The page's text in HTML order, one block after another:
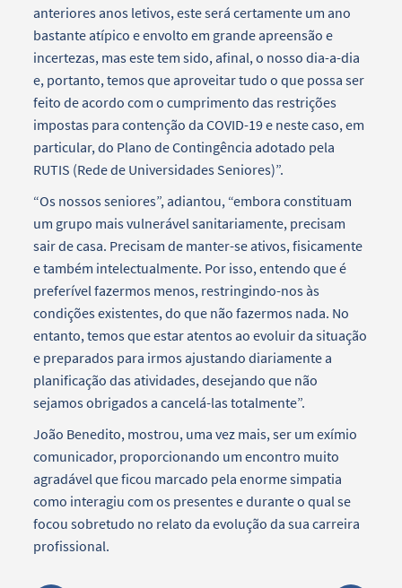
anteriores anos letivos, este será certamente um ano
bastante atípico e envolto em grande apreensão e
incertezas, mas este tem sido, afinal, o nosso dia-a-dia
e, portanto, temos que aproveitar tudo o que possa ser
feito de acordo com o cumprimento das restrições
impostas para contenção da COVID-19 e neste caso, em
particular, do Plano de Contingência adotado pela
RUTIS (Rede de Universidades Seniores)”.
“Os nossos seniores”, adiantou, “embora constituam
um grupo mais vulnerável sanitariamente, precisam
sair de casa. Precisam de manter-se ativos, fisicamente
e também intelectualmente. Por isso, entendo que é
preferível fazermos menos, restringindo-nos às
condições existentes, do que não fazermos nada. No
entanto, temos que estar atentos ao evoluir da situação
e preparados para irmos ajustando diariamente a
planificação das atividades, desejando que não
sejamos obrigados a cancelá-las totalmente”.
João Benedito, mostrou, uma vez mais, ser um exímio
comunicador, proporcionando um encontro muito
agradável que ficou marcado pela enorme simpatia
como interagiu com os presentes e durante o qual se
focou sobretudo no relato da evolução da sua carreira
profissional.